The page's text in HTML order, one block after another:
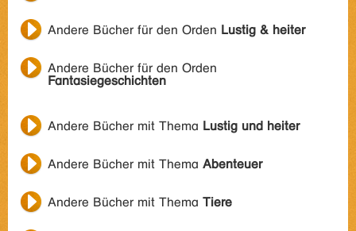
Andere Bücher für den Orden Lustig & heiter
Andere Bücher für den Orden
Fantasiegeschichten
Andere Bücher mit Thema Lustig und heiter
Andere Bücher mit Thema Abenteuer
Andere Bücher mit Thema Tiere